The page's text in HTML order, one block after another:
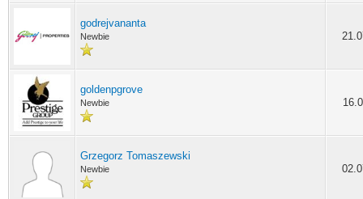
godrejvananta
Newbie
goldenpgrove
Newbie
Grzegorz Tomaszewski
Newbie